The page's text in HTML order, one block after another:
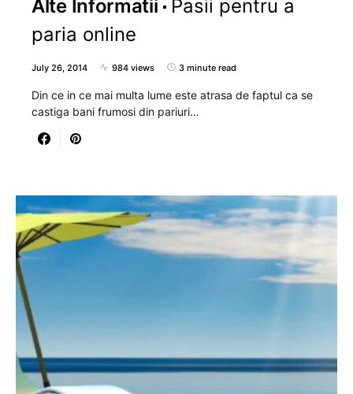
Alte Informatii
Pasii pentru a
paria online
July 26, 2014 984 views 3 minute read
Din ce in ce mai multa lume este atrasa de faptul ca se
castiga bani frumosi din pariuri…